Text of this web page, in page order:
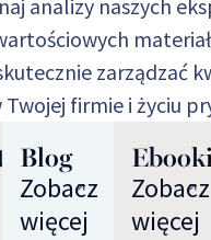
analizy naszych
zarządzać
firmie i życiu
Blog
Zobacz
więcej
Zobacz
więcej